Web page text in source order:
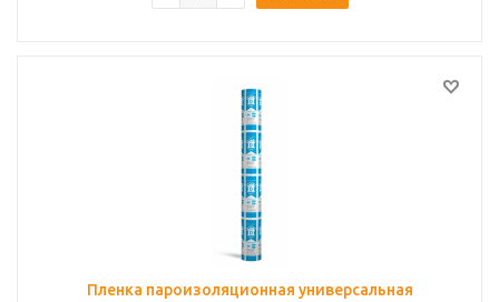
Пленка пароизоляционная универсальная